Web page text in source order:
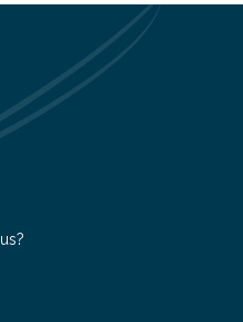
Tools: Alle
bieten bereits in
Funktion an,
Banken…